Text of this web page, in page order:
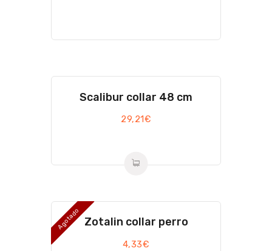
Scalibur collar 48 cm
29,21€
Agotado Zotalin collar perro
4,33€